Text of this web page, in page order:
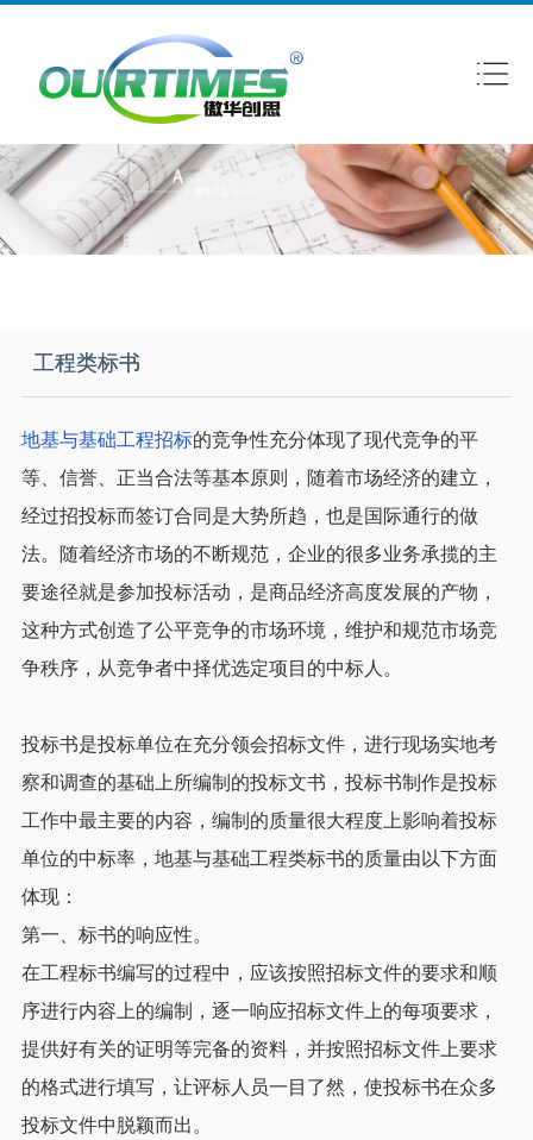
工程类标书
地基与基础工程招标的竞争性充分体现了现代竞争的平
等、信誉、正当合法等基本原则，随着市场经济的建立，
经过招投标而签订合同是大势所趋，也是国际通行的做
法。随着经济市场的不断规范，企业的很多业务承揽的主
要途径就是参加投标活动，是商品经济高度发展的产物，
这种方式创造了公平竞争的市场环境，维护和规范市场竞
争秩序，从竞争者中择优选定项目的中标人。
投标书是投标单位在充分领会招标文件，进行现场实地考
察和调查的基础上所编制的投标文书，投标书制作是投标
工作中最主要的内容，编制的质量很大程度上影响着投标
单位的中标率，地基与基础工程类标书的质量由以下方面
体现：
第一、标书的响应性。
在工程标书编写的过程中，应该按照招标文件的要求和顺
序进行内容上的编制，逐一响应招标文件上的每项要求，
提供好有关的证明等完备的资料，并按照招标文件上要求
的格式进行填写，让评标人员一目了然，使投标书在众多
投标文件中脱颖而出。